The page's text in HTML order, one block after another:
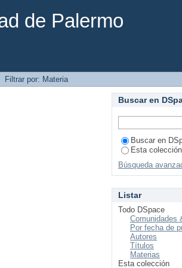
de Palermo
Filtrar por: Materia
Buscar en
Buscar en
Esta colección
Búsqueda
Listar
Todo DSpace
Comunidades
Por fecha de
Autores
Títulos
Materias
Esta colección